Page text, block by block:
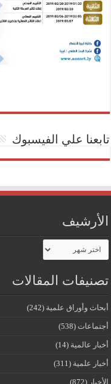
تابعنا علي الفيسبوك
الأرشيف
الأرشيف
تصنيفات المقالات
أبحاث وأوراق علمية (242)
أجتماعات (538)
أخبار عالمية (14)
أخبار علمية (311)
الأخبار (872)